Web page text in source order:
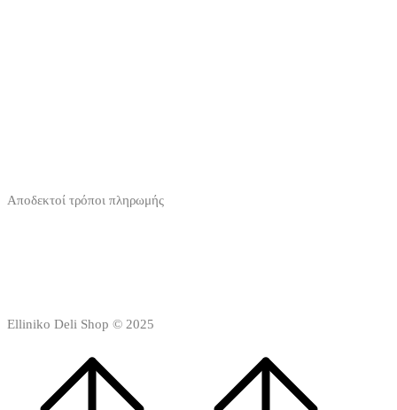
Αποδεκτοί τρόποι πληρωμής
Elliniko Deli Shop © 2025